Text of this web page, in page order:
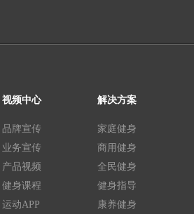
视频中心
品牌宣传
业务宣传
产品视频
健身课程
运动APP
解决方案
家庭健身
商用健身
全民健身
健身指导
康养健身